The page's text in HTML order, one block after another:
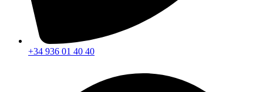
+34 936 01 40 40